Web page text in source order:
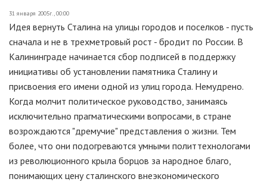
31 января 2005г., 00:00
Идея вернуть Сталина на улицы городов и поселков - пусть
сначала и не в трехметровый рост - бродит по России. В
Калининграде начинается сбор подписей в поддержку
инициативы об установлении памятника Сталину и
присвоения его имени одной из улиц города. Немудрено.
Когда молчит политическое руководство, занимаясь
исключительно прагматическими вопросами, в стране
возрождаются "дремучие" представления о жизни. Тем
более, что они подогреваются умными политтехнологами
из революционного крыла борцов за народное благо,
понимающих цену сталинского внеэкономического